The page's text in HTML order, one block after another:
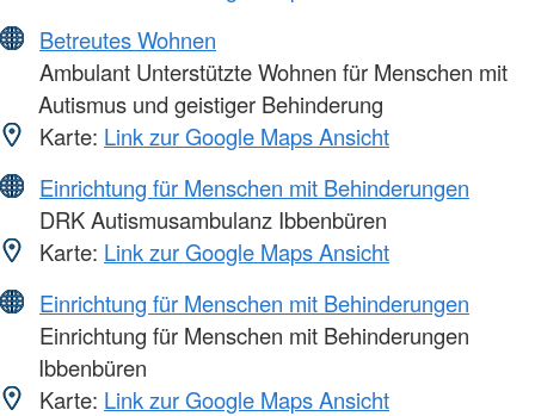
Betreutes Wohnen
Ambulant Unterstützte Wohnen für Menschen mit
Autismus und geistiger Behinderung
Karte: Link zur Google Maps Ansicht
Einrichtung für Menschen mit Behinderungen
DRK Autismusambulanz Ibbenbüren
Karte: Link zur Google Maps Ansicht
Einrichtung für Menschen mit Behinderungen
Einrichtung für Menschen mit Behinderungen
Ibbenbüren
Karte: Link zur Google Maps Ansicht